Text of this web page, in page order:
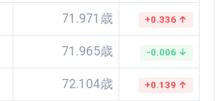
71.971歳 +0.336 ↑
71.965歳 -0.006 ↓
72.104歳 +0.139 ↑